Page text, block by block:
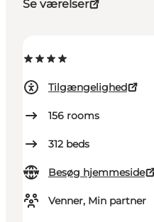
Se værelser
Tilgængelighed
156 rooms
312 beds
Besøg hjemmeside
Venner, Min partner